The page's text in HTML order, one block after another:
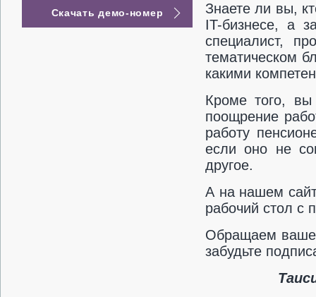
Скачать демо-номер
Знаете ли вы,
IT-бизнесе, а
специалист,
тематическом
какими
Кроме того, вы
поощрение
работу
если оно не
другое.
А на нашем
рабочий стол с
Обращаем ваше
забудьте